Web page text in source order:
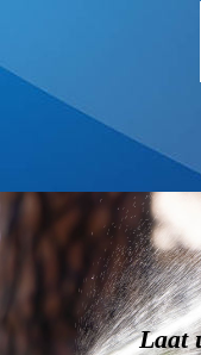
Laat